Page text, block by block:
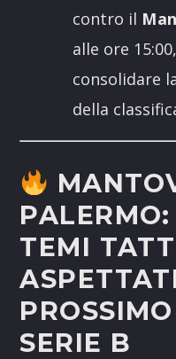
contro il
alle ore
consolidare
della
TEMI
SERIE B